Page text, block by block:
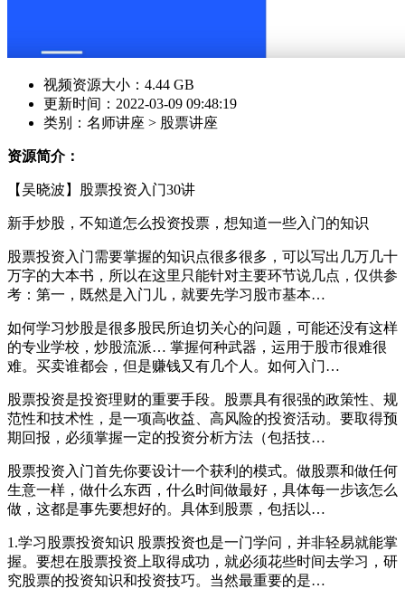
视频资源大小：4.44 GB
更新时间：2022-03-09 09:48:19
类别：名师讲座 > 股票讲座
资源简介：
【吴晓波】股票投资入门30讲
新手炒股，不知道怎么投资投票，想知道一些入门的知识
股票投资入门需要掌握的知识点很多很多，可以写出几万几十
万字的大本书，所以在这里只能针对主要环节说几点，仅供参
考：第一，既然是入门儿，就要先学习股市基本…
如何学习炒股是很多股民所迫切关心的问题，可能还没有这样
的专业学校，炒股流派… 掌握何种武器，运用于股市很难很
难。买卖谁都会，但是赚钱又有几个人。如何入门…
股票投资是投资理财的重要手段。股票具有很强的政策性、规
范性和技术性，是一项高收益、高风险的投资活动。要取得预
期回报，必须掌握一定的投资分析方法（包括技…
股票投资入门首先你要设计一个获利的模式。做股票和做任何
生意一样，做什么东西，什么时间做最好，具体每一步该怎么
做，这都是事先要想好的。具体到股票，包括以…
1.学习股票投资知识 股票投资也是一门学问，并非轻易就能掌
握。要想在股票投资上取得成功，就必须花些时间去学习，研
究股票的投资知识和投资技巧。当然最重要的是…